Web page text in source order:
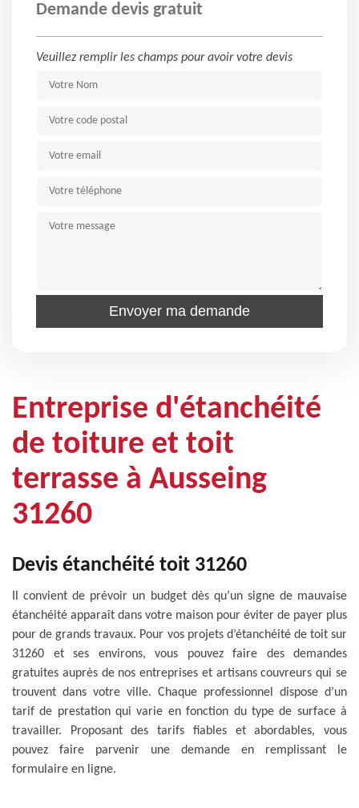
Demande devis gratuit
Veuillez remplir les champs pour avoir votre devis
Entreprise d'étanchéité
de toiture et toit
terrasse à Ausseing
31260
Devis étanchéité toit 31260
Il convient de prévoir un budget dès qu’un signe de mauvaise
étanchéité apparaît dans votre maison pour éviter de payer plus
pour de grands travaux. Pour vos projets d’étanchéité de toit sur
31260 et ses environs, vous pouvez faire des demandes
gratuites auprès de nos entreprises et artisans couvreurs qui se
trouvent dans votre ville. Chaque professionnel dispose d’un
tarif de prestation qui varie en fonction du type de surface à
travailler. Proposant des tarifs fiables et abordables, vous
pouvez faire parvenir une demande en remplissant le
formulaire en ligne.